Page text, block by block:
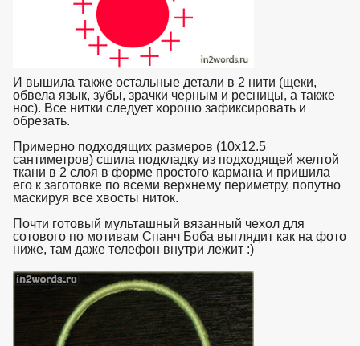
И вышила также остальные детали в 2 нити (щеки,
обвела язык, зубы, зрачки черным и ресницы, а также
нос). Все нитки следует хорошо зафиксировать и
обрезать.
Примерно подходящих размеров (10х12.5
сантиметров) сшила подкладку из подходящей желтой
ткани в 2 слоя в форме простого кармана и пришила
его к заготовке по всеми верхнему периметру, попутно
маскируя все хвосты ниток.
Почти готовый мульташный вязанный чехол для
сотового по мотивам Спанч Боба выглядит как на фото
ниже, там даже телефон внутри лежит :)взято с https://www.in2words.ru